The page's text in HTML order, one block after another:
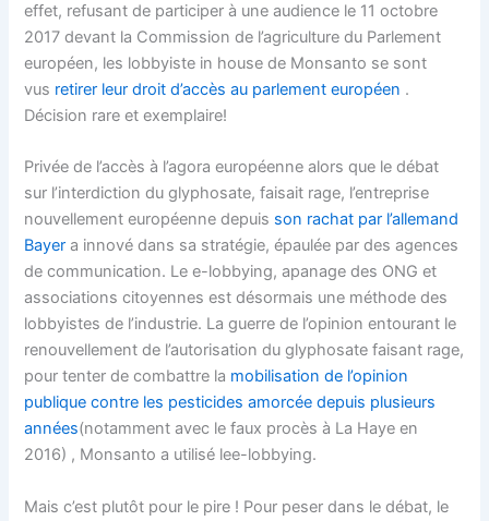
effet, refusant de participer à une audience le 11 octobre
2017 devant la Commission de l’agriculture du Parlement
européen, les lobbyiste in house de Monsanto se sont
vus retirer leur droit d’accès au parlement européen .
Décision rare et exemplaire!
Privée de l’accès à l’agora européenne alors que le débat
sur l’interdiction du glyphosate, faisait rage, l’entreprise
nouvellement européenne depuis son rachat par l’allemand
Bayer a innové dans sa stratégie, épaulée par des agences
de communication. Le e-lobbying, apanage des ONG et
associations citoyennes est désormais une méthode des
lobbyistes de l’industrie. La guerre de l’opinion entourant le
renouvellement de l’autorisation du glyphosate faisant rage,
pour tenter de combattre la mobilisation de l’opinion
publique contre les pesticides amorcée depuis plusieurs
années(notamment avec le faux procès à La Haye en
2016) , Monsanto a utilisé lee-lobbying.
Mais c’est plutôt pour le pire ! Pour peser dans le débat, le